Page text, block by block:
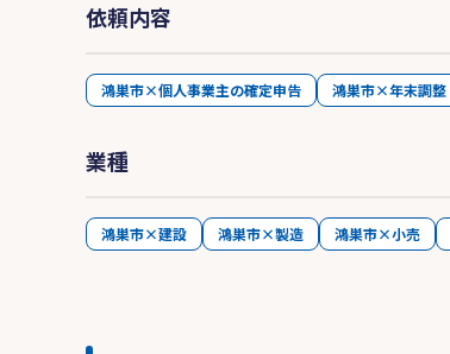
依頼内容
鴻巣市×個人事業主の確定申告 鴻巣市×年末調整
業種
鴻巣市×建設 鴻巣市×製造 鴻巣市×小売